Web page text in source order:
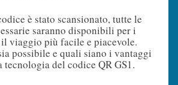
è stato scansionato, tutte le
saranno disponibili per i
viaggio più facile e piacevole.
possibile e quali siano i vantaggi
del codice QR GS1.